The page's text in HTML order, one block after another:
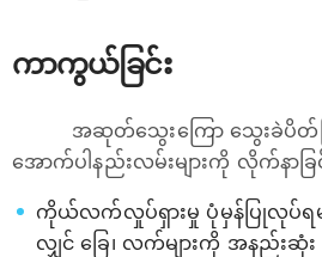
ကာကွယ်ခြင်း
အဆုတ်သွေးကြော သွေးခဲပိ
အောက်ပါနည်းလမ်းများကို လိုက်နာ
ကိုယ်လက်လှုပ်ရှားမှု ပုံမှန်ပြုလုပ်ရ
လျှင် ခြေ၊ လက်များကို အနည်းဆုံး